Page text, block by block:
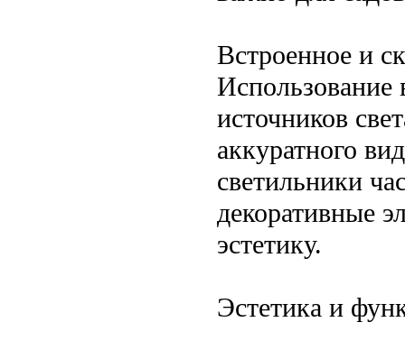
Встроенное и
Использование
источников
аккуратного
светильники
декоративные
эстетику.
Эстетика и